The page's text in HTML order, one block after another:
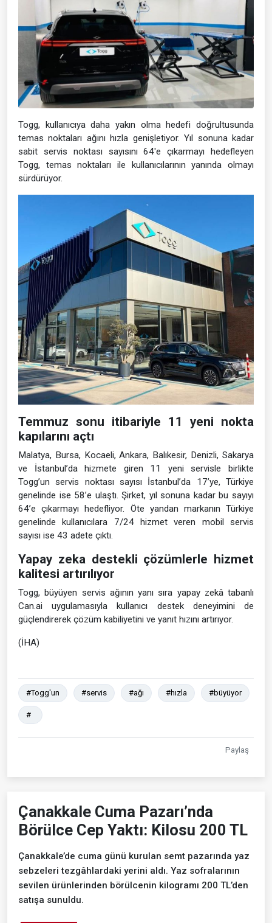
Togg, kullanıcıya daha yakın olma hedefi doğrultusunda
temas noktaları ağını hızla genişletiyor. Yıl sonuna kadar
sabit servis noktası sayısını 64'e çıkarmayı hedefleyen
Togg, temas noktaları ile kullanıcılarının yanında olmayı
sürdürüyor.
Temmuz sonu itibariyle 11 yeni nokta
kapılarını açtı
Malatya, Bursa, Kocaeli, Ankara, Balıkesir, Denizli, Sakarya
ve İstanbul’da hizmete giren 11 yeni servisle birlikte
Togg’un servis noktası sayısı İstanbul’da 17’ye, Türkiye
genelinde ise 58’e ulaştı. Şirket, yıl sonuna kadar bu sayıyı
64’e çıkarmayı hedefliyor. Öte yandan markanın Türkiye
genelinde kullanıcılara 7/24 hizmet veren mobil servis
sayısı ise 43 adete çıktı.
Yapay zeka destekli çözümlerle hizmet
kalitesi artırılıyor
Togg, büyüyen servis ağının yanı sıra yapay zekâ tabanlı
Can.ai uygulamasıyla kullanıcı destek deneyimini de
güçlendirerek çözüm kabiliyetini ve yanıt hızını artırıyor.
(İHA)
#Togg'un #servis #ağı #hızla #büyüyor
#
Paylaş
Çanakkale Cuma Pazarı’nda
Börülce Cep Yaktı: Kilosu 200 TL
Çanakkale’de cuma günü kurulan semt pazarında yaz
sebzeleri tezgâhlardaki yerini aldı. Yaz sofralarının
sevilen ürünlerinden börülcenin kilogramı 200 TL’den
satışa sunuldu.